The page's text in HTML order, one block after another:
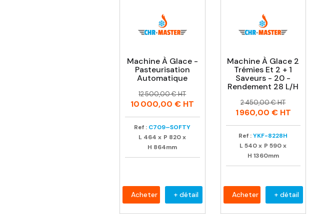
Machine À Glace -
Pasteurisation
Automatique
Prix
Prix
habituel
12 500,00 € HT
10 000,00 € HT
Ref : C709–SOFTY
L 464 x P 820 x
H 864mm
Acheter + détail
Machine À Glace 2
Trémies Et 2 + 1
Saveurs - 20 -
Rendement 28 L/H
Prix
Prix
habituel
2 450,00 € HT
1 960,00 €HT
Ref : YKF-8228H
L 540 x P 590 x
H 1360mm
Acheter + détail